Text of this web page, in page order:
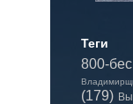
Теги
800-
(179)